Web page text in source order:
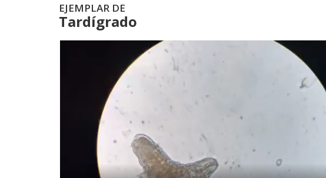
EJEMPLAR DE
Tardígrado